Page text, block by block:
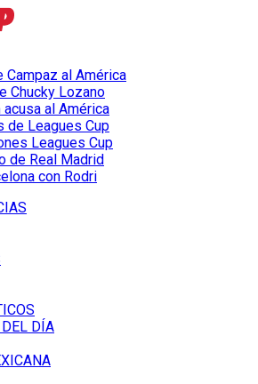
Campaz al América
Chucky Lozano
al América
de Leagues Cup
Leagues Cup
de Real Madrid
con Rodri
DÍA